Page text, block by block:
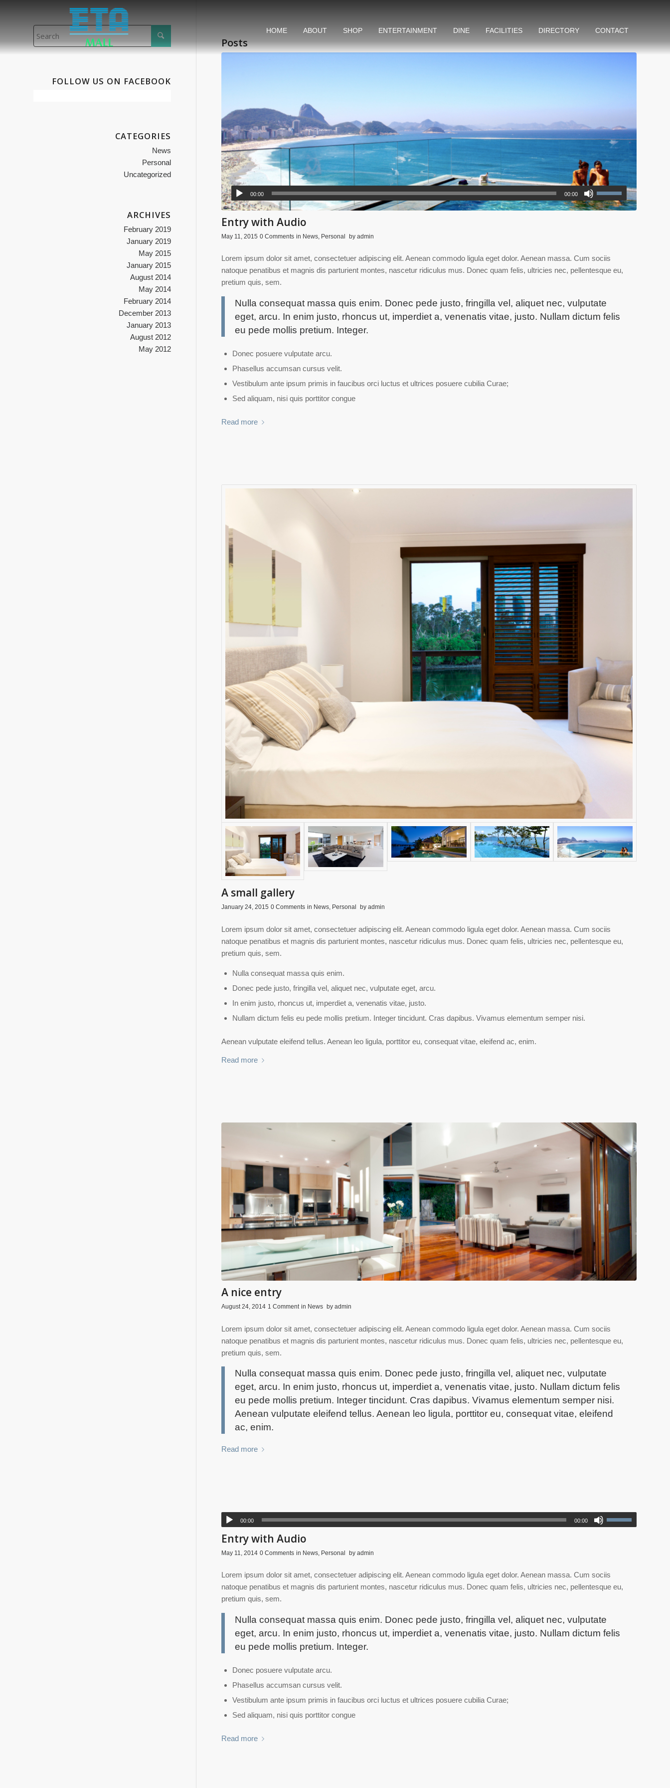
HOME ABOUT SHOP ENTERTAINMENT DINE FACILITIES DIRECTORY CONTACT
Posts
00:00 00:00
Entry with Audio
May 11, 2015 0 Comments/ in News, Personal by admin
Lorem ipsum dolor sit amet, consectetuer adipiscing elit. Aenean commodo ligula eget dolor. Aenean massa. Cum sociis
natoque penatibus et magnis dis parturient montes, nascetur ridiculus mus. Donec quam felis, ultricies nec, pellentesque eu,
pretium quis, sem.
Nulla consequat massa quis enim. Donec pede justo, fringilla vel, aliquet nec, vulputate
eget, arcu. In enim justo, rhoncus ut, imperdiet a, venenatis vitae, justo. Nullam dictum felis
eu pede mollis pretium. Integer.
Donec posuere vulputate arcu.
Phasellus accumsan cursus velit.
Vestibulum ante ipsum primis in faucibus orci luctus et ultrices posuere cubilia Curae;
Sed aliquam, nisi quis porttitor congue
Read more
A small gallery
January 24, 2015 0 Comments/ in News, Personal by admin
Lorem ipsum dolor sit amet, consectetuer adipiscing elit. Aenean commodo ligula eget dolor. Aenean massa. Cum sociis
natoque penatibus et magnis dis parturient montes, nascetur ridiculus mus. Donec quam felis, ultricies nec, pellentesque eu,
pretium quis, sem.
Nulla consequat massa quis enim.
Donec pede justo, fringilla vel, aliquet nec, vulputate eget, arcu.
In enim justo, rhoncus ut, imperdiet a, venenatis vitae, justo.
Nullam dictum felis eu pede mollis pretium. Integer tincidunt. Cras dapibus. Vivamus elementum semper nisi.
Aenean vulputate eleifend tellus. Aenean leo ligula, porttitor eu, consequat vitae, eleifend ac, enim.
Read more
A nice entry
August 24, 2014/ 1 Comment/ in News by admin
Lorem ipsum dolor sit amet, consectetuer adipiscing elit. Aenean commodo ligula eget dolor. Aenean massa. Cum sociis
natoque penatibus et magnis dis parturient montes, nascetur ridiculus mus. Donec quam felis, ultricies nec, pellentesque eu,
pretium quis, sem.
Nulla consequat massa quis enim. Donec pede justo, fringilla vel, aliquet nec, vulputate
eget, arcu. In enim justo, rhoncus ut, imperdiet a, venenatis vitae, justo. Nullam dictum felis
eu pede mollis pretium. Integer tincidunt. Cras dapibus. Vivamus elementum semper nisi.
Aenean vulputate eleifend tellus. Aenean leo ligula, porttitor eu, consequat vitae, eleifend
ac, enim.
Read more
00:00 00:00
Entry with Audio
May 11, 2014/ 0 Comments/ in News, Personal by admin
Lorem ipsum dolor sit amet, consectetuer adipiscing elit. Aenean commodo ligula eget dolor. Aenean massa. Cum sociis
natoque penatibus et magnis dis parturient montes, nascetur ridiculus mus. Donec quam felis, ultricies nec, pellentesque eu,
pretium quis, sem.
Nulla consequat massa quis enim. Donec pede justo, fringilla vel, aliquet nec, vulputate
eget, arcu. In enim justo, rhoncus ut, imperdiet a, venenatis vitae, justo. Nullam dictum felis
eu pede mollis pretium. Integer.
Donec posuere vulputate arcu.
Phasellus accumsan cursus velit.
Vestibulum ante ipsum primis in faucibus orci luctus et ultrices posuere cubilia Curae;
Sed aliquam, nisi quis porttitor congue
Read more
FOLLOW US ON FACEBOOK
CATEGORIES
News
Personal
Uncategorized
ARCHIVES
February 2019
January 2019
May 2015
January 2015
August 2014
May 2014
February 2014
December 2013
January 2013
August 2012
May 2012